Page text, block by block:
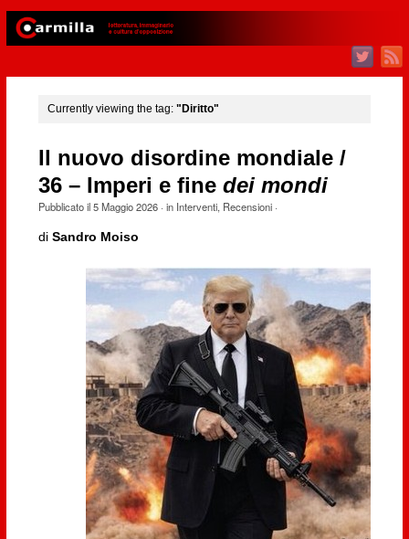
Currently viewing the tag: "Diritto"
Il nuovo disordine mondiale /
36 – Imperi e fine dei mondi
Pubblicato il5 Maggio 2026· in Interventi, Recensioni·
di Sandro Moiso